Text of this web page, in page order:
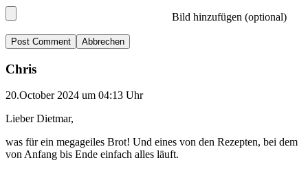
Bild hinzufügen (optional)
Abbrechen
Chris
20.October 2024 um 04:13 Uhr
Lieber Dietmar,
was für ein megageiles Brot! Und eines von den Rezepten, bei dem
von Anfang bis Ende einfach alles läuft.